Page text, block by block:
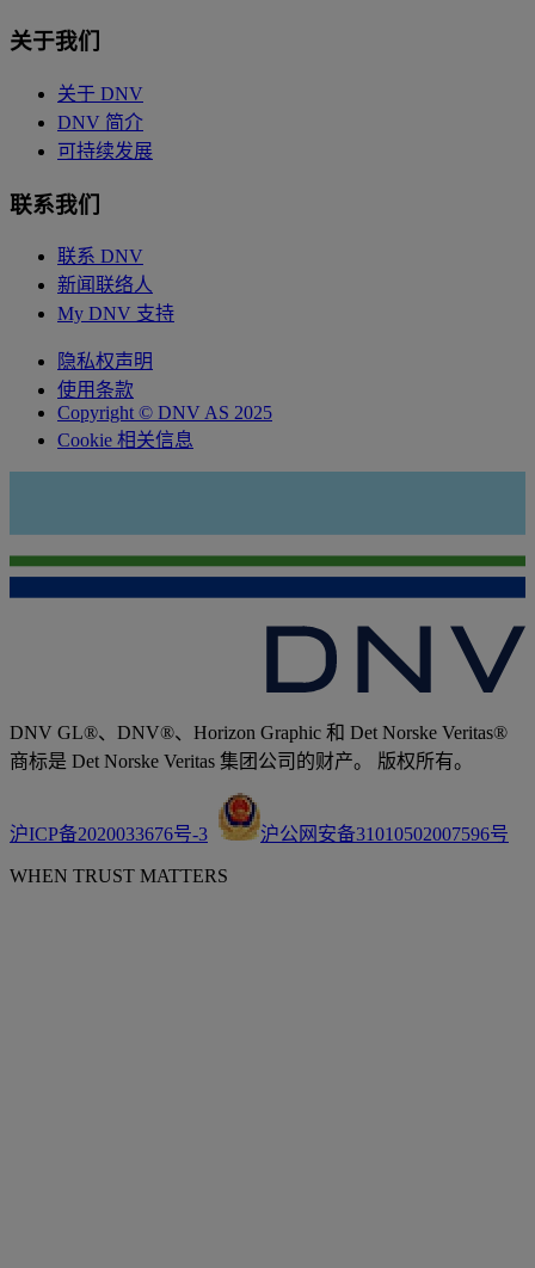
关于我们
关于 DNV
DNV 简介
可持续发展
联系我们
联系 DNV
新闻联络人
My DNV 支持
隐私权声明
使用条款
Copyright © DNV AS 2025
Cookie 相关信息
DNV GL®、DNV®、Horizon Graphic 和 Det Norske Veritas®
商标是 Det Norske Veritas 集团公司的财产。 版权所有。
沪ICP备2020033676号-3 沪公网安备31010502007596号
WHEN TRUST MATTERS